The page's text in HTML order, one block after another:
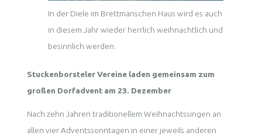
In der Diele im Brettmanschen Haus wird es auch
in diesem Jahr wieder herrlich weihnachtlich und
besinnlich werden.
Stuckenborsteler Vereine laden gemeinsam zum
großen Dorfadvent am 23. Dezember
Nach zehn Jahren traditionellem Weihnachtssingen an
allen vier Adventssonntagen in einer jeweils anderen